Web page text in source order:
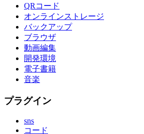
QRコード
オンラインストレージ
バックアップ
ブラウザ
動画編集
開発環境
電子書籍
音楽
プラグイン
sns
コード